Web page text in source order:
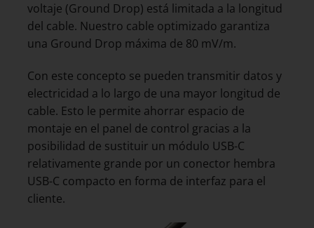
voltaje (Ground Drop) está limitada a la longitud
del cable. Nuestro cable optimizado garantiza
una Ground Drop máxima de 80 mV/m.
Con este concepto se pueden transmitir datos y
electricidad a lo largo de una mayor longitud de
cable. Esto le permite ahorrar espacio de
montaje en el panel de control gracias a la
posibilidad de sustituir un módulo USB-C
relativamente grande por un conector hembra
USB-C compacto en forma de interfaz para el
cliente.